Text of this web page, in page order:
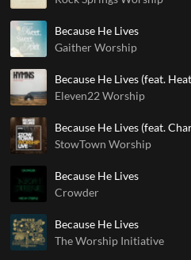
Because He Lives
Gaither Worship
Because He Lives (feat.
Eleven22 Worship
Because He Lives (feat.
StowTown Worship
Because He Lives
Crowder
Because He Lives
The Worship Initiative